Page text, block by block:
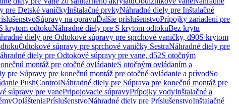
pre Detské vaničkyInštalačné prvkyNáhradné diely pre Inštalačné
Súpravy na opravuĎalšie príslušenstvoPrípojky zariadení pre
krytom odtokuNáhradné diely pre S krytom odtokuBez krytu
diely pre Odtokové súpravy pre sprchové vaničky, d90S krytom
Odtokové súpravy pre sprchové vaničky SestraNáhradné diely pre
diely pre Odtokové súpravy pre vane, d52S otočným
montáž pre otočné ovládanieS otočným ovládaním a
pre Súpravy pre konečnú montáž pre otočné ovládanie a prívodSo
PushControlNáhradné diely pre Súprava pre konečnú montáž pre
súpravy pre vanePripojovacie súpravyPrípojky vodyInštalačné a
OplášteniaPríslušenstvoNáhradné diely pre PríslušenstvoInštalačné